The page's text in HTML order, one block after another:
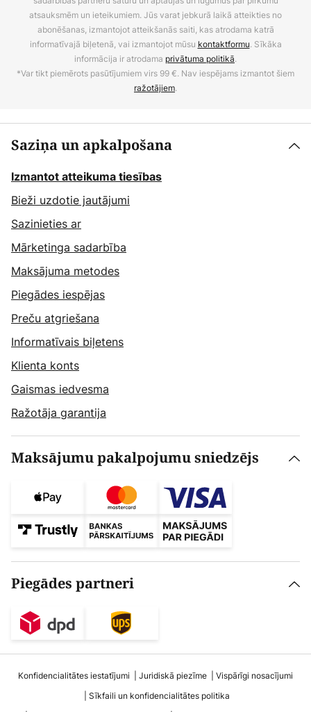
atsauksmēm un ieteikumiem. Jūs varat jebkurā laikā atteikties no
abonēšanas, izmantojot atteikšanās saiti, kas atrodama katrā
informatīvajā biļetenā, vai izmantojot mūsu kontaktformu. Sīkāka
informācija ir atrodama privātuma politikā.
*Var tikt piemērots pasūtījumiem virs 99 €. Nav iespējams izmantot šiem
ražotājiem.
Saziņa un apkalpošana
Izmantot atteikuma tiesības
Bieži uzdotie jautājumi
Sazinieties ar
Mārketinga sadarbība
Maksājuma metodes
Piegādes iespējas
Preču atgriešana
Informatīvais biļetens
Klienta konts
Gaismas iedvesma
Ražotāja garantija
Maksājumu pakalpojumu sniedzējs
Piegādes partneri
Konfidencialitātes iestatījumi Juridiskā piezīme
Vispārīgi nosacījumi
Sīkfaili un konfidencialitātes politika